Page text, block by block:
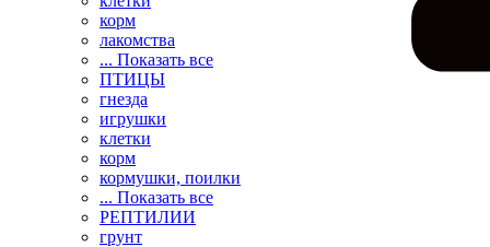
корм
лакомства
... Показать все
ПТИЦЫ
гнезда
игрушки
клетки
корм
кормушки, поилки
... Показать все
РЕПТИЛИИ
грунт